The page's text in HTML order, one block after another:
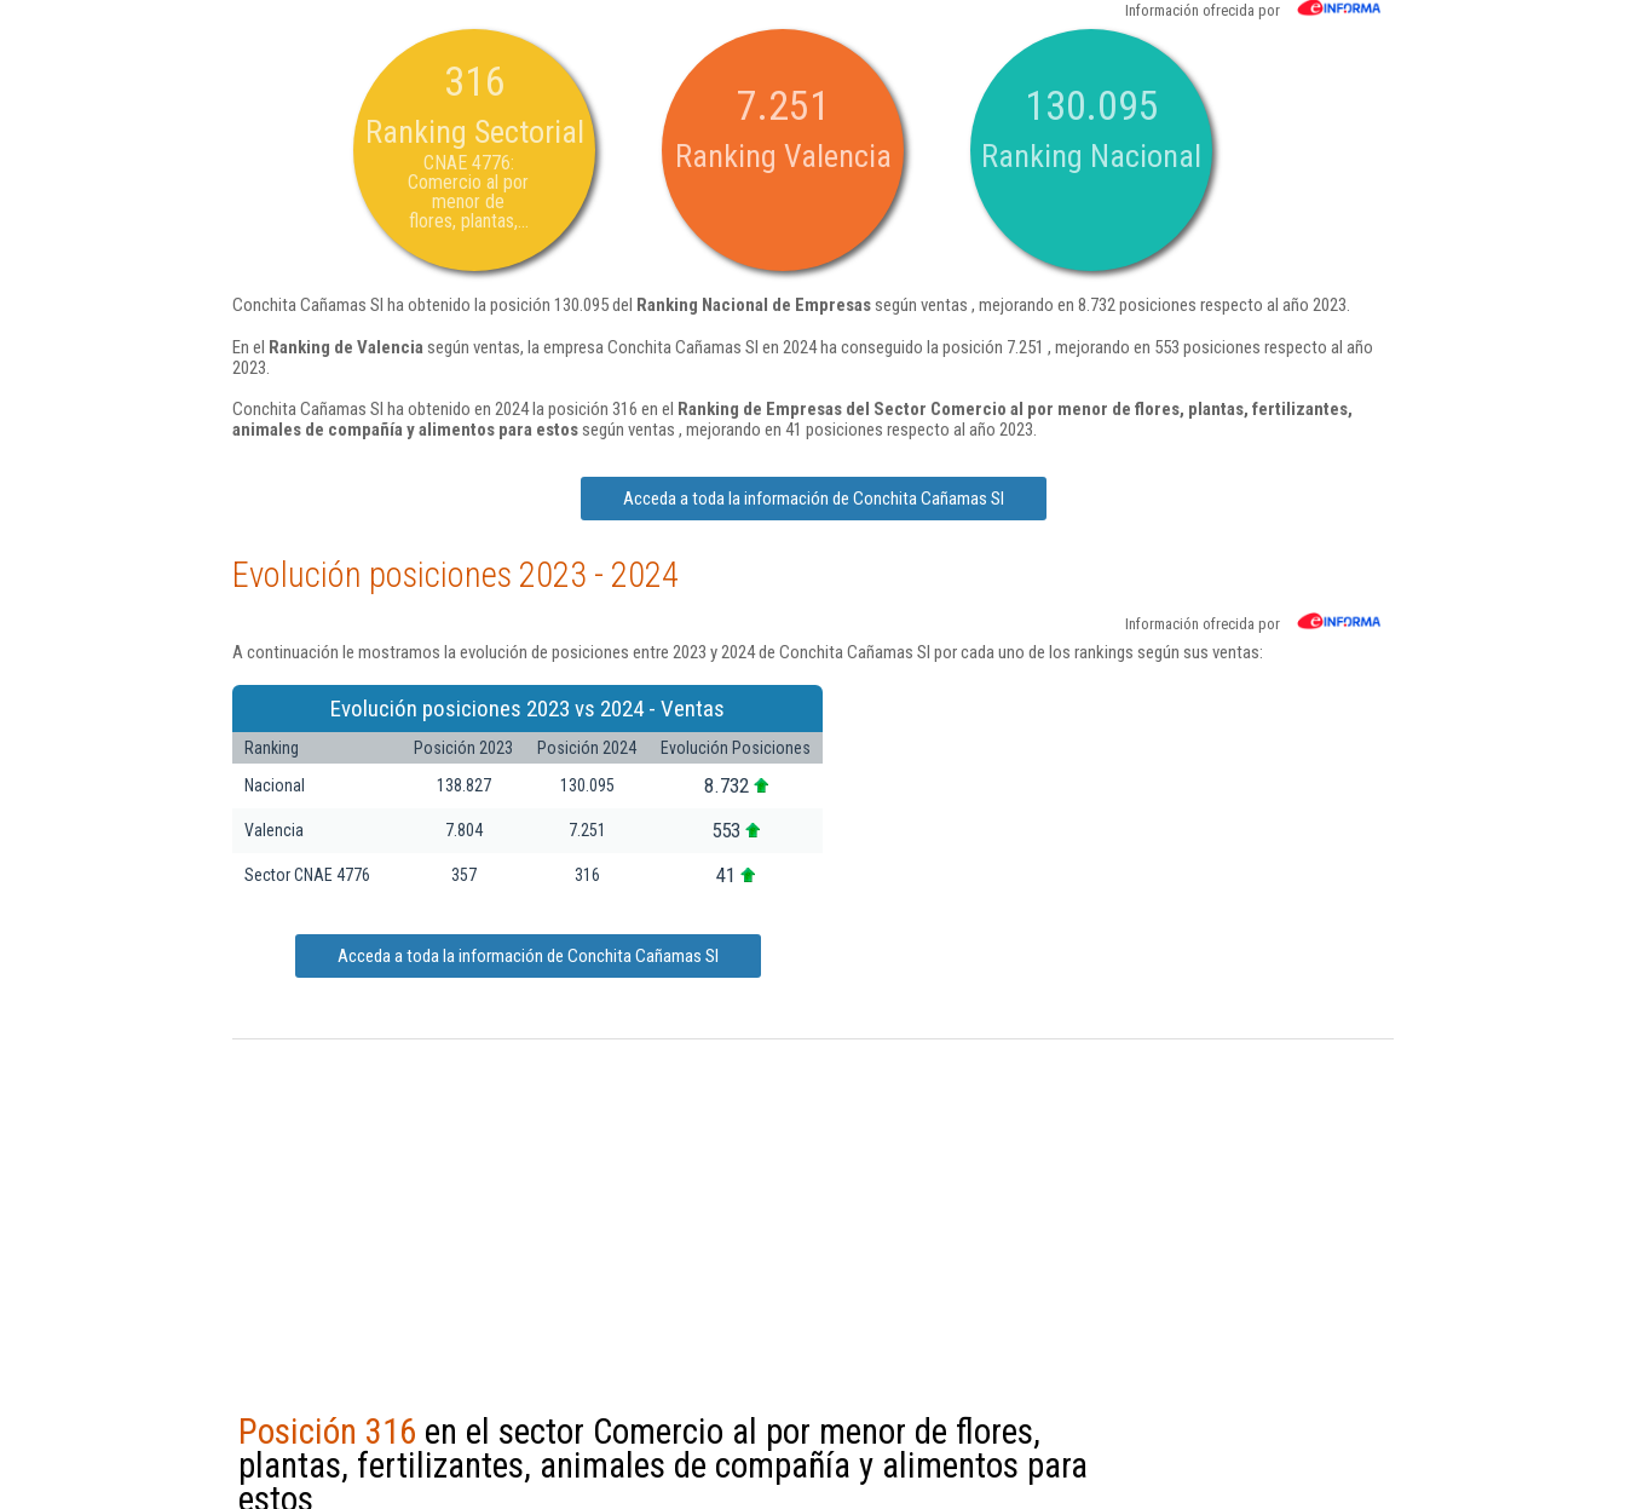
Información ofrecida por
316
Ranking Sectorial
CNAE 4776:
Comercio al por
menor de
flores, plantas,...
7.251
Ranking Valencia
130.095
Ranking Nacional
Conchita Cañamas Sl ha obtenido la posición 130.095 del Ranking Nacional de Empresassegún ventas , mejorando en 8.732 posiciones respecto al año 2023.
En el Ranking de Valencia según ventas, la empresa Conchita Cañamas Sl en 2024 ha conseguido la posición 7.251 , mejorando en 553 posiciones respecto al año
2023.
Conchita Cañamas Sl ha obtenido en 2024 la posición 316 en el Ranking de Empresas del Sector Comercio al por menor de flores, plantas, fertilizantes,
animales de compañía y alimentos para estossegún ventas , mejorando en 41 posiciones respecto al año 2023.
Acceda a toda la información de Conchita Cañamas Sl
Evolución posiciones 2023 - 2024
Información ofrecida por
A continuación le mostramos la evolución de posiciones entre 2023 y 2024 de Conchita Cañamas Sl por cada uno de los rankings según sus ventas:
Evolución posiciones 2023 vs 2024 - Ventas
Ranking Posición 2023 Posición 2024
Evolución Posiciones
Nacional
138.827 130.095 8.732
Valencia 7.804 7.251 553
Sector CNAE 4776 357 316 41
Acceda a toda la información de Conchita Cañamas Sl
Posición 316 en el sector Comercio al por menor de flores,
plantas, fertilizantes, animales de compañía y alimentos para
estos